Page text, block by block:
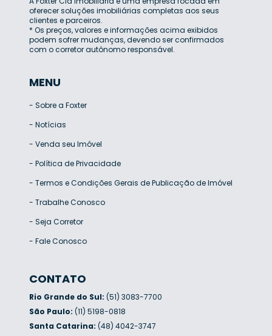
oferecer soluções imobiliárias completas aos seus
clientes e parceiros.
* Os preços, valores e informações acima exibidos
podem sofrer mudanças, devendo ser confirmados
com o corretor autônomo responsável.
MENU
- Sobre a Foxter
- Notícias
- Venda seu Imóvel
- Política de Privacidade
- Termos e Condições Gerais de Publicação de Imóvel
- Trabalhe Conosco
- Seja Corretor
- Fale Conosco
CONTATO
Rio Grande do Sul: (51) 3083-7700
São Paulo: (11) 5198-0818
Santa Catarina: (48) 4042-3747